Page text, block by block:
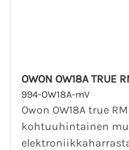
OWON OW18A TRUE
994-OW18A-mV
Owon OW18A true
kohtuuhintainen